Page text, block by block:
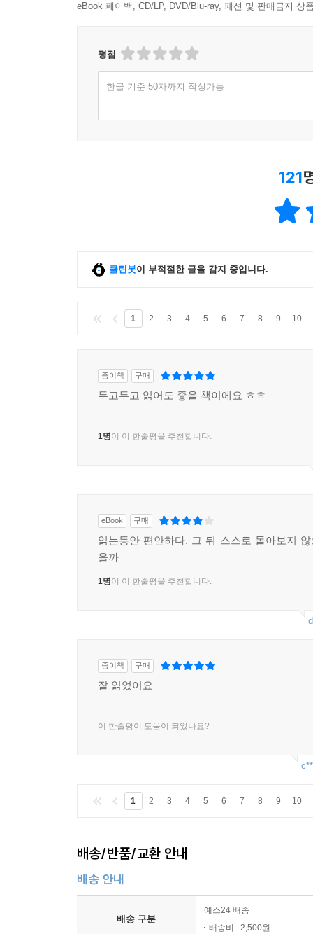
eBook 페이백, CD/LP, DVD/Blu-ray, 패션 및 판매금지 상
평점
한글 기준 50자까지 작성가능
121
클린봇이 부적절한 글을 감지 중입니다.
1 2 3 4 5 6 7 8 9 10
종이책 구매
두고두고 읽어도 좋을 책이에요 ㅎㅎ
1명이 이 한줄평을 추천합니다.
eBook 구매
읽는동안 편안하다, 그 뒤 스스로 돌아보지
을까
1명이 이 한줄평을 추천합니다.
종이책 구매
잘 읽었어요
이 한줄평이 도움이 되었나요?
1 2 3 4 5 6 7 8 9 10
배송/반품/교환 안내
배송 안내
배송 구분
예스24 배송
배송비 : 2,500원